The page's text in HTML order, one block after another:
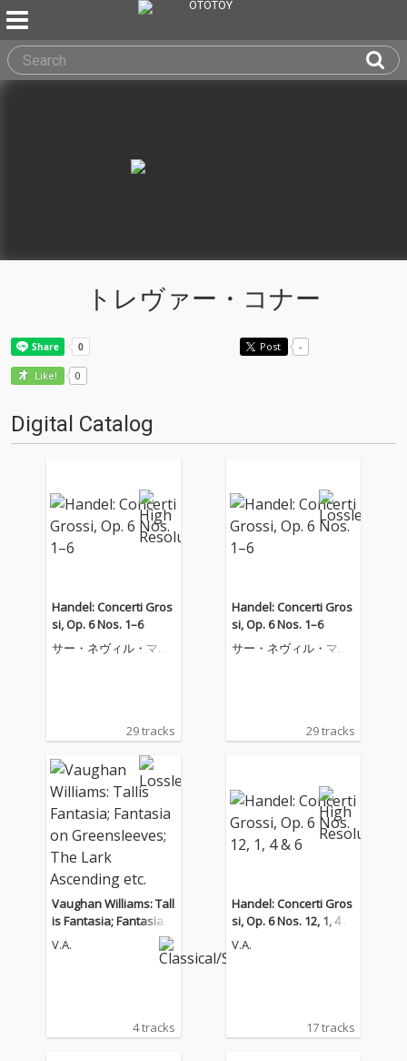
トレヴァー・コナー
Post -
Like! 0
Digital Catalog
Handel: Concerti Gros
si, Op. 6 Nos. 1–6
サー・ネヴィル・マリ
29 tracks
Handel: Concerti Gros
si, Op. 6 Nos. 1–6
サー・ネヴィル・マリ
29 tracks
Vaughan Williams: Tall
is Fantasia; Fantasia o
n Greensleeves; The L
V.A.
4 tracks
Handel: Concerti Gros
si, Op. 6 Nos. 12, 1, 4 &
6
V.A.
17 tracks